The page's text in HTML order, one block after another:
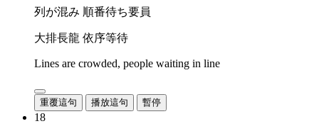
列が混み 順番待ち要員
大排長龍 依序等待
Lines are crowded, people waiting in line
重覆這句 播放這句 暫停
18